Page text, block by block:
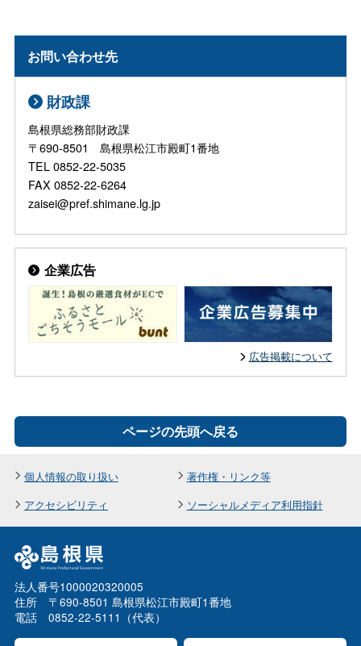
お問い合わせ先
財政課
島根県総務部財政課
〒690-8501 島根県松江市殿町1番地
TEL 0852-22-5035
FAX 0852-22-6264
zaisei@pref.shimane.lg.jp
企業広告
広告掲載について
ページの先頭へ戻る
個人情報の取り扱い
著作権・リンク等
アクセシビリティ
ソーシャルメディア利用指針
法人番号1000020320005
住所 〒690-8501 島根県松江市殿町1番地
電話 0852-22-5111（代表）